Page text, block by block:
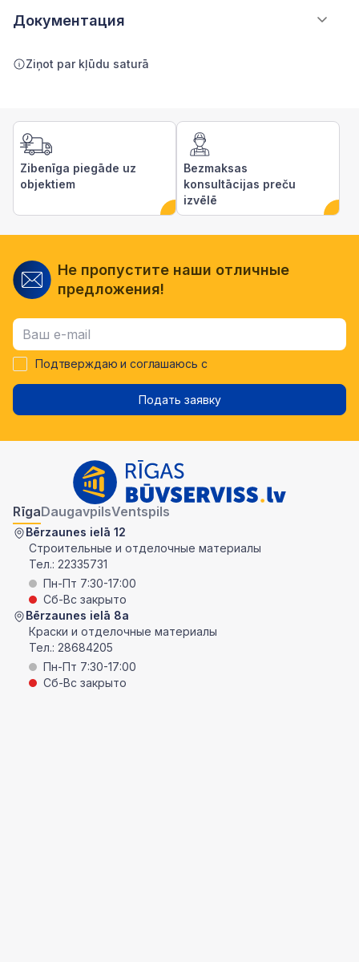
Документация
Ziņot par kļūdu saturā
Zibenīga piegāde uz
objektiem
Bezmaksas
konsultācijas preču
izvēlē
Не пропустите наши отличные
предложения!
Подтверждаю и соглашаюсь с
Подать заявку
RīgaDaugavpilsVentspils
Bērzaunes ielā 12
Строительные и отделочные материалы
Тел.: 22335731
Пн-Пт 7:30-17:00
Сб-Вс закрыто
Bērzaunes ielā 8a
Краски и отделочные материалы
Тел.: 28684205
Пн-Пт 7:30-17:00
Сб-Вс закрыто